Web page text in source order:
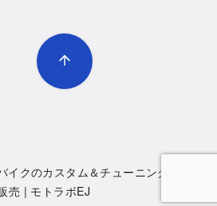
イクのカスタム＆チューニング・タイ
売 | モトラボEJ